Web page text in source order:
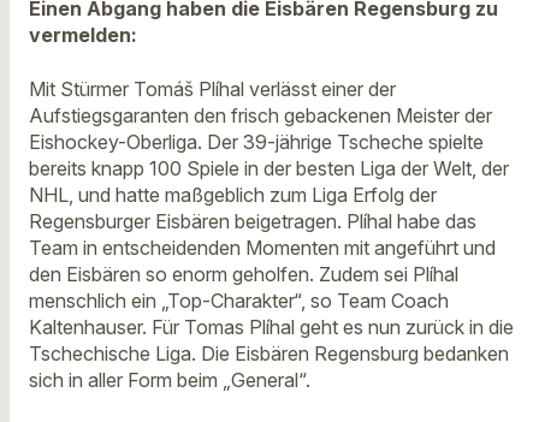
Einen Abgang haben die Eisbären Regensburg zu
vermelden:
Mit Stürmer Tomáš Plíhal verlässt einer der
Aufstiegsgaranten den frisch gebackenen Meister der
Eishockey-Oberliga. Der 39-jährige Tscheche spielte
bereits knapp 100 Spiele in der besten Liga der Welt, der
NHL, und hatte maßgeblich zum Liga Erfolg der
Regensburger Eisbären beigetragen. Plíhal habe das
Team in entscheidenden Momenten mit angeführt und
den Eisbären so enorm geholfen. Zudem sei Plíhal
menschlich ein „Top-Charakter“, so Team Coach
Kaltenhauser. Für Tomas Plíhal geht es nun zurück in die
Tschechische Liga. Die Eisbären Regensburg bedanken
sich in aller Form beim „General“.